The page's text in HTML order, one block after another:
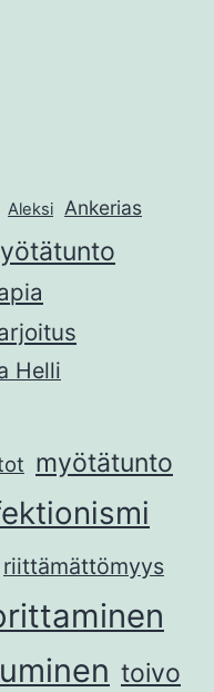
Aleksi Ankerias
Helli
myötätunto
riittämättömyys
toivo